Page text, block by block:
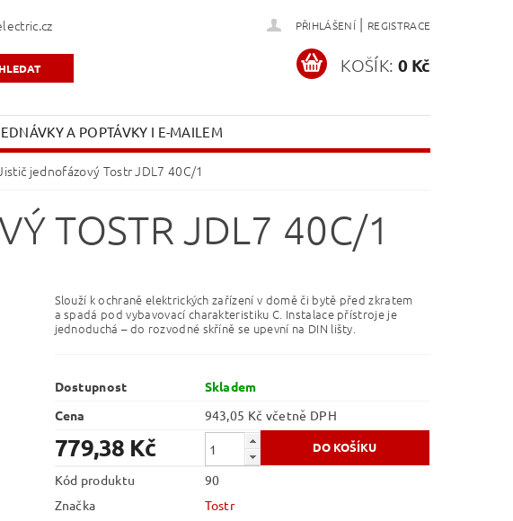
PŘIHLÁŠENÍ | REGISTRACE
KOŠÍK: 0 Kč
A POPTÁVKY I E-MAILEM
jednofázový Tostr JDL7 40C/1
TOSTR JDL7 40C/1
Slouží k ochraně elektrických zařízení v domě či bytě před zkratem
a spadá pod vybavovací charakteristiku C. Instalace přístroje je
jednoduchá – do rozvodné skříně se upevní na DIN lišty.
Dostupnost
Skladem
Cena
943,05 Kč včetně DPH
779,38 Kč
Kód produktu
90
Značka
Tostr